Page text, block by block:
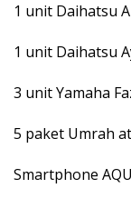
1 unit Daihatsu
1 unit Daihatsu
3 unit Yamaha
5 paket Umrah
Smartphone